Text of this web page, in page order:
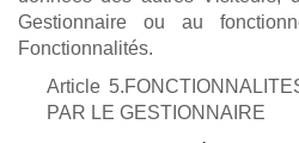
Gestionnaire ou au
Fonctionnalités.
Article
PAR LE GESTIONNAIRE